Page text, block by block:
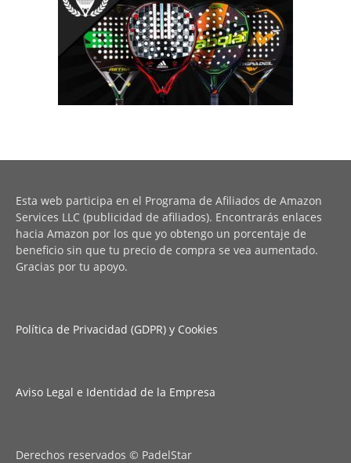
Esta web participa en el Programa de Afiliados de Amazon
Services LLC (publicidad de afiliados). Encontrarás enlaces
hacia Amazon por los que yo obtengo un porcentaje de
beneficio sin que tu precio de compra se vea aumentado.
Gracias por tu apoyo.
Política de Privacidad (GDPR) y Cookies
Aviso Legal e Identidad de la Empresa
Derechos reservados © PadelStar